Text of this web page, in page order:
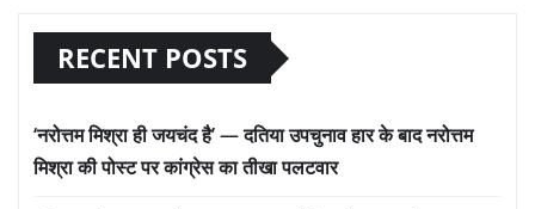
RECENT POSTS
‘नरोत्तम मिश्रा ही जयचंद है’ — दतिया उपचुनाव हार के बाद नरोत्तम
मिश्रा की पोस्ट पर कांग्रेस का तीखा पलटवार